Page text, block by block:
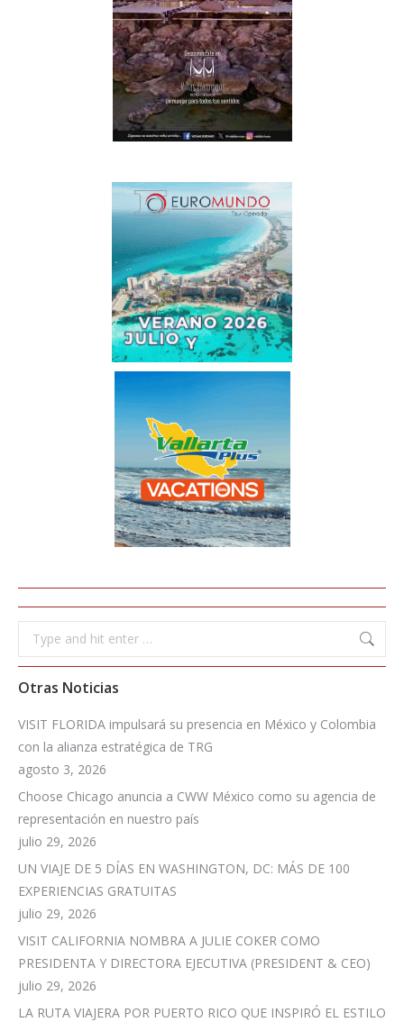
Search:
Otras Noticias
VISIT FLORIDA impulsará su presencia en México y Colombia
con la alianza estratégica de TRG
agosto 3, 2026
Choose Chicago anuncia a CWW México como su agencia de
representación en nuestro país
julio 29, 2026
UN VIAJE DE 5 DÍAS EN WASHINGTON, DC: MÁS DE 100
EXPERIENCIAS GRATUITAS
julio 29, 2026
VISIT CALIFORNIA NOMBRA A JULIE COKER COMO
PRESIDENTA Y DIRECTORA EJECUTIVA (PRESIDENT & CEO)
julio 29, 2026
LA RUTA VIAJERA POR PUERTO RICO QUE INSPIRÓ EL ESTILO